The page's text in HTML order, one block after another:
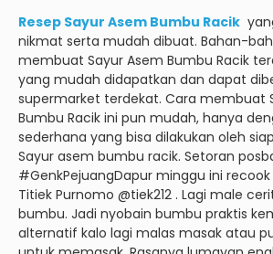
Resep Sayur Asem Bumbu Racik
nikmat serta mudah dibuat. Bahan-
membuat Sayur Asem Bumbu Racik
yang mudah didapatkan dan dapat
supermarket terdekat. Cara membuat
Bumbu Racik ini pun mudah, hanya
sederhana yang bisa dilakukan oleh
Sayur asem bumbu racik. Setoran
#GenkPejuangDapur minggu ini
Titiek Purnomo @tiek212 . Lagi male
bumbu. Jadi nyobain bumbu praktis
alternatif kalo lagi malas masak atau